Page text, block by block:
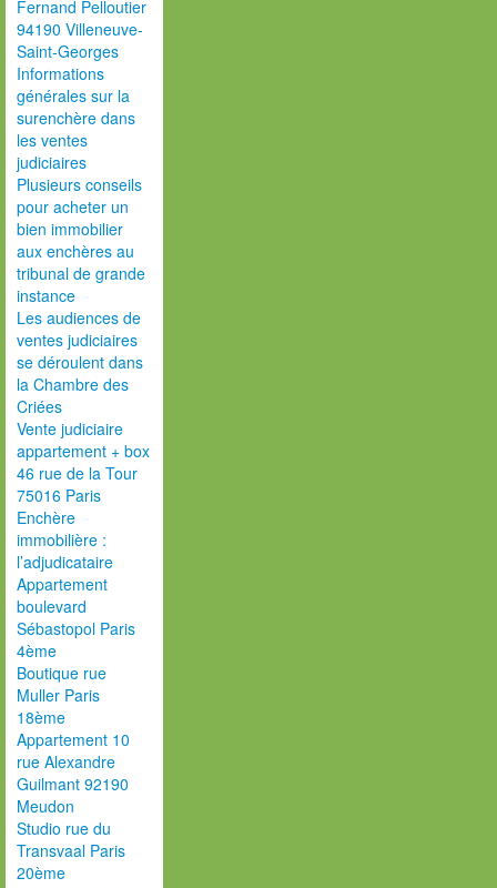
Fernand Pelloutier
94190 Villeneuve-
Saint-Georges
Informations
générales sur la
surenchère dans
les ventes
judiciaires
Plusieurs conseils
pour acheter un
bien immobilier
aux enchères au
tribunal de grande
instance
Les audiences de
ventes judiciaires
se déroulent dans
la Chambre des
Criées
Vente judiciaire
appartement + box
46 rue de la Tour
75016 Paris
Enchère
immobilière :
l’adjudicataire
Appartement
boulevard
Sébastopol Paris
4ème
Boutique rue
Muller Paris
18ème
Appartement 10
rue Alexandre
Guilmant 92190
Meudon
Studio rue du
Transvaal Paris
20ème